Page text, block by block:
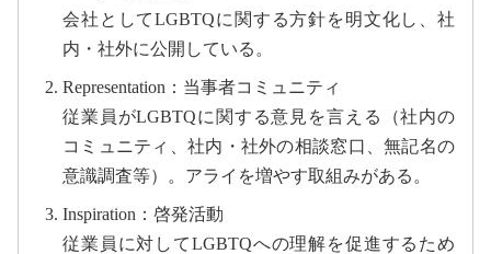
会社としてLGBTQに関する方針を明文化し、社
内・社外に公開している。
Representation：当事者コミュニティ
従業員がLGBTQに関する意見を言える（社内の
コミュニティ、社内・社外の相談窓口、無記名の
意識調査等）。アライを増やす取組みがある。
Inspiration：啓発活動
従業員に対してLGBTQへの理解を促進するため